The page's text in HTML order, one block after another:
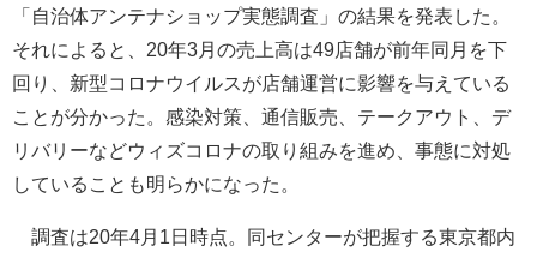
「自治体アンテナショップ実態調査」の結果を発表した。
それによると、20年3月の売上高は49店舗が前年同月を下
回り、新型コロナウイルスが店舗運営に影響を与えている
ことが分かった。感染対策、通信販売、テークアウト、デ
リバリーなどウィズコロナの取り組みを進め、事態に対処
していることも明らかになった。
調査は20年4月1日時点。同センターが把握する東京都内